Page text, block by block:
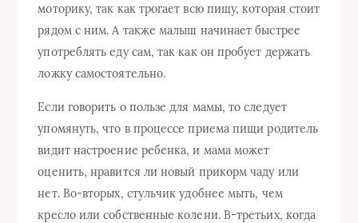
моторику, так как трогает всю пищу, которая стоит
рядом с ним. А также малыш начинает быстрее
употреблять еду сам, так как он пробует держать
ложку самостоятельно.
Если говорить о пользе для мамы, то следует
упомянуть, что в процессе приема пищи родитель
видит настроение ребенка, и мама может
оценить, нравится ли новый прикорм чаду или
нет. Во-вторых, стульчик удобнее мыть, чем
кресло или собственные колени. В-третьих, когда